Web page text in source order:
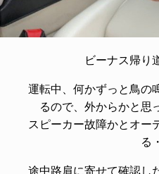
ビーナス帰り
運転中、何かずっと鳥の
るので、外からかと思
スピーカー故障かとオー
る
途中路肩に寄せて確認し